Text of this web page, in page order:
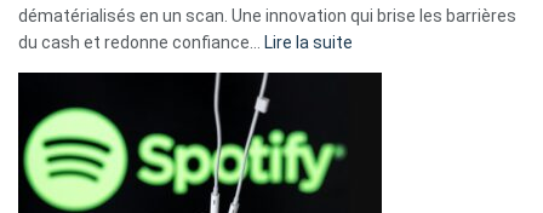
dématérialisés en un scan. Une innovation qui brise les barrières
du cash et redonne confiance…
Lire la suite